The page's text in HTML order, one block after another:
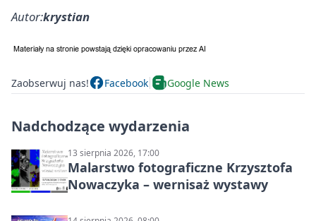
Autor:krystian
Zaobserwuj nas! Facebook Google News
Nadchodzące wydarzenia
13 sierpnia 2026, 17:00
Malarstwo fotograficzne Krzysztofa
Nowaczyka – wernisaż wystawy